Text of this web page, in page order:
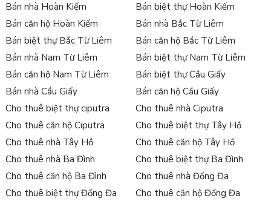
Bán nhà Hoàn Kiếm
Bán biệt thự Hoàn Kiếm
Bán căn hộ Hoàn Kiếm
Bán nhà Bắc Từ Liêm
Bán biệt thự Bắc Từ Liêm
Bán căn hộ Bắc Từ Liêm
Bán nhà Nam Từ Liêm
Bán biệt thự Nam Từ Liêm
Bán căn hộ Nam Từ Liêm
Bán biệt thự Cầu Giấy
Bán nhà Cầu Giấy
Bán căn hộ Cầu Giấy
Cho thuê biệt thự ciputra
Cho thuê nhà Ciputra
Cho thuê căn hộ Ciputra
Cho thuê biệt thự Tây Hồ
Cho thuê nhà Tây Hồ
Cho thuê căn hộ Tây Hồ
Cho thuê nhà Ba Đình
Cho thuê biệt thự Ba Đình
Cho thuê căn hộ Ba Đình
Cho thuê nhà Đống Đa
Cho thuê biệt thự Đống Đa
Cho thuê căn hộ Đống Đa